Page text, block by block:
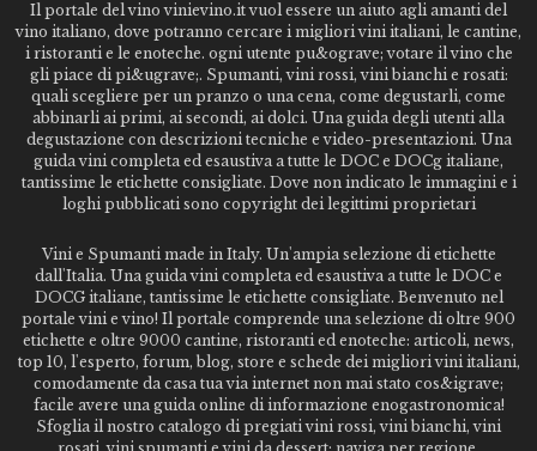
Il portale del vino vinievino.it vuol essere un aiuto agli amanti del
vino italiano, dove potranno cercare i migliori vini italiani, le cantine,
i ristoranti e le enoteche. ogni utente pu&ograve; votare il vino che
gli piace di pi&ugrave;. Spumanti, vini rossi, vini bianchi e rosati:
quali scegliere per un pranzo o una cena, come degustarli, come
abbinarli ai primi, ai secondi, ai dolci. Una guida degli utenti alla
degustazione con descrizioni tecniche e video-presentazioni. Una
guida vini completa ed esaustiva a tutte le DOC e DOCg italiane,
tantissime le etichette consigliate. Dove non indicato le immagini e i
loghi pubblicati sono copyright dei legittimi proprietari
Vini e Spumanti made in Italy. Un'ampia selezione di etichette
dall'Italia. Una guida vini completa ed esaustiva a tutte le DOC e
DOCG italiane, tantissime le etichette consigliate. Benvenuto nel
portale vini e vino! Il portale comprende una selezione di oltre 900
etichette e oltre 9000 cantine, ristoranti ed enoteche: articoli, news,
top 10, l'esperto, forum, blog, store e schede dei migliori vini italiani,
comodamente da casa tua via internet non mai stato cos&igrave;
facile avere una guida online di informazione enogastronomica!
Sfoglia il nostro catalogo di pregiati vini rossi, vini bianchi, vini